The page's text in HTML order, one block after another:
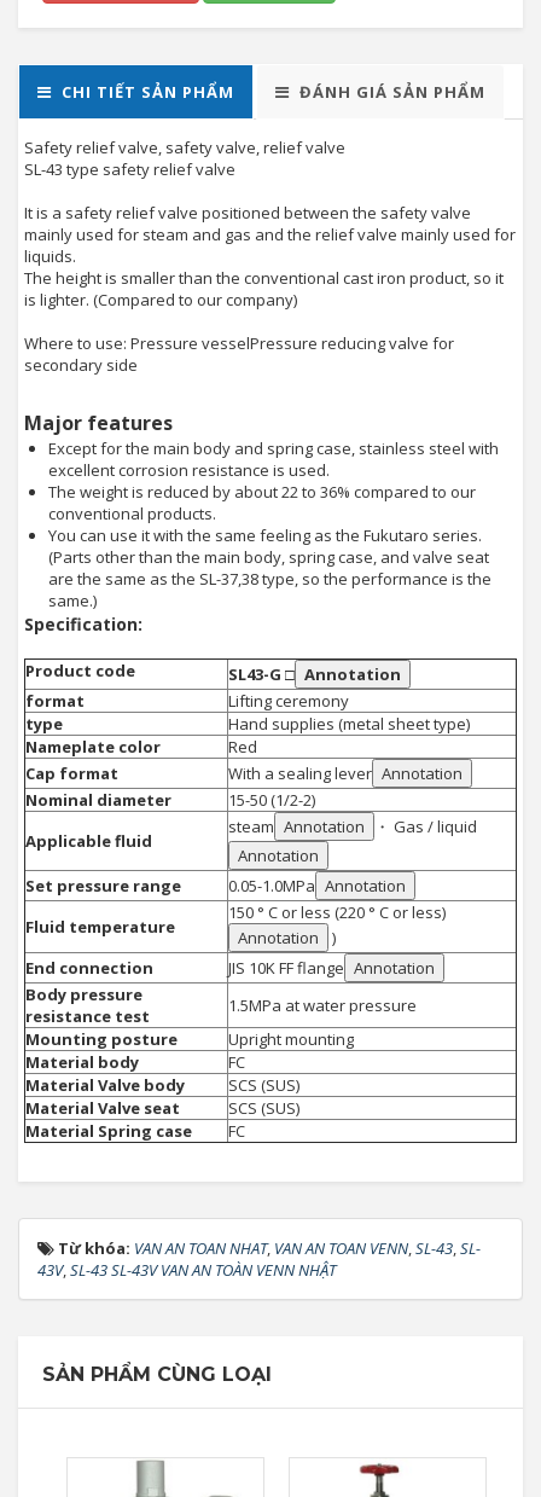
CHI TIẾT SẢN PHẨM ĐÁNH GIÁ SẢN PHẨM
Safety relief valve, safety valve, relief valve
SL-43 type safety relief valve
It is a safety relief valve positioned between the safety valve
mainly used for steam and gas and the relief valve mainly used for
liquids.
The height is smaller than the conventional cast iron product, so it
is lighter. (Compared to our company)
Where to use: Pressure vesselPressure reducing valve for
secondary side
Major features
Except for the main body and spring case, stainless steel with
excellent corrosion resistance is used.
The weight is reduced by about 22 to 36% compared to our
conventional products.
You can use it with the same feeling as the Fukutaro series.
(Parts other than the main body, spring case, and valve seat
are the same as the SL-37,38 type, so the performance is the
same.)
Specification:
Product code SL43-G □ Annotation
format
Lifting ceremony
type
Hand supplies (metal sheet type)
Nameplate color
Red
Cap format
With a sealing lever Annotation
Nominal diameter
15-50 (1/2-2)
Applicable fluid
steam Annotation
・ Gas / liquid
Annotation
Set pressure range
0.05-1.0MPa Annotation
Fluid temperature
150 ° C or less (220 ° C or less)
Annotation
)
End connection
JIS 10K FF flange Annotation
Body pressure
resistance test
1.5MPa at water pressure
Mounting posture
Upright mounting
Material body
FC
Material Valve body
SCS (SUS)
Material Valve seat
SCS (SUS)
Material Spring case
FC
Từ khóa: VAN AN TOAN NHAT, VAN AN TOAN VENN,SL-43,SL-
43V,SL-43 SL-43V VAN AN TOÀN VENN NHẬT
SẢN PHẨM CÙNG LOẠI